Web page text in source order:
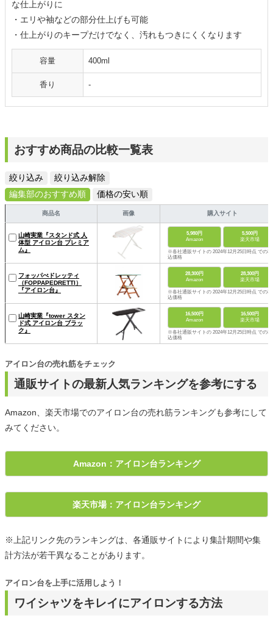
な仕上がりに
・エリや袖などの部分仕上げも可能
・仕上がりのキープだけでなく、汚れもつきにくくなります
容量 400ml
香り -
おすすめ商品の比較一覧表
絞り込み
絞り込み解除
編集部のおすすめ順
価格の安い順
商品名 画像 購入サイト
山崎実業『スタンド式 人
体型 アイロン台 プレミア
ム』
5,980円
Amazon
5,500円
楽天市場
※各社通販サイトの 2024年12月25日時点 での税
込価格
フォッパぺドレッティ
（FOPPAPEDRETTI）
『アイロン台』
28,300円
Amazon
28,300円
楽天市場
※各社通販サイトの 2024年12月25日時点 での税
込価格
山崎実業『tower スタン
ド式 アイロン台 ブラッ
ク』
16,500円
Amazon
16,500円
楽天市場
※各社通販サイトの 2024年12月25日時点 での税
込価格
通販サイトの最新人気ランキングを参考にする
アイロン台の売れ筋をチェック
Amazon、楽天市場でのアイロン台の売れ筋ランキングも参考にして
みてください。
Amazon：アイロン台ランキング
楽天市場：アイロン台ランキング
※上記リンク先のランキングは、各通販サイトにより集計期間や集
計方法が若干異なることがあります。
ワイシャツをキレイにアイロンする方法
アイロン台を上手に活用しよう！